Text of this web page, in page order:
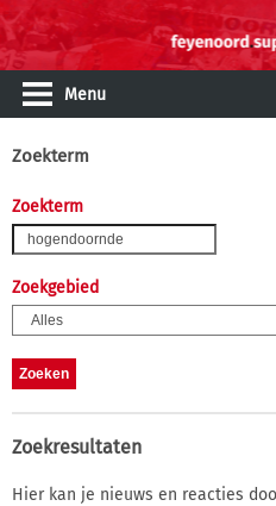
Menu
Zoekterm
Zoekterm
Zoekgebied
Zoekresultaten
Hier kan je nieuws en reacties